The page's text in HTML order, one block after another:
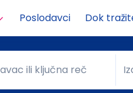
Poslodavci Dok
ili ključna reč
ili ključna reč